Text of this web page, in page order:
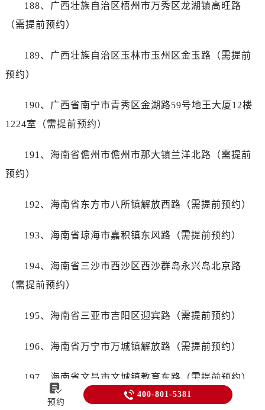
188、广西壮族自治区梧州市万秀区龙湖镇高旺路
（需提前预约）
189、广西壮族自治区玉林市玉州区金玉路（需提前
预约）
190、广西省南宁市青秀区金湖路59号地王大厦12楼
1224室（需提前预约）
191、海南省儋州市儋州市那大镇兰洋北路（需提前
预约）
192、海南省东方市八所镇解放西路（需提前预约）
193、海南省琼海市嘉积镇东风路（需提前预约）
194、海南省三沙市西沙区西沙群岛永兴岛北京路
（需提前预约）
195、海南省三亚市吉阳区迎宾路（需提前预约）
196、海南省万宁市万城镇解放路（需提前预约）
197、海南省文昌市文城镇教育东路（需提前预约）
198、海南省五指山市通什镇三月三大道（需提前预

预约
 400-801-5381